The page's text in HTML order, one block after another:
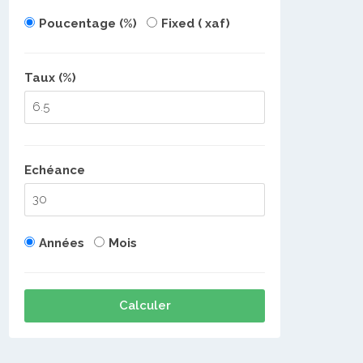
Poucentage (%) Fixed ( xaf)
Taux (%)
Echéance
Années Mois
Calculer